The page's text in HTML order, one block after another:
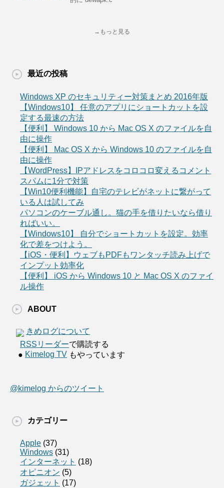
→もっと見る
最近の投稿
Windows XP のセキュリティー対策まとめ 2016年版
【Windows10】 任意のアプリにショートカットを設
定する最速の方法
【便利】 Windows 10 から Mac OS X のファイルを自
由に操作
【便利】 Mac OS X から Windows 10 のファイルを自
由に操作
【WordPress】IPアドレスをコロコロ変えるコメント
スパムに1分で対策
【Win10便利機能】自宅のテレビがネットに繋がって
いる人は試してみ
パソコンのケーブル通し。猫の手を借りたいなら借り
ればいい。
【Windows10】 自分でショートカットを設定。効率
化で差をつけよう。
【iOS・便利】ウェブもPDFもワンタッチ読み上げで
インプット効率化
【便利】 iOS から Windows 10 と Mac OS X のファイ
ル操作
ABOUT
きめログについて
RSSリーダーで購読する
● Kimelog TV もやっています
@kimelog からのツイート
カテゴリー
Apple (37)
Windows (31)
インターネット (18)
オピニオン (5)
ガジェット (17)